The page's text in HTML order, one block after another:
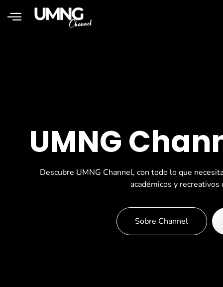
UMNG
Descubre UMNG Channel, con todo lo que
académicos y recreativos
Sobre Channel